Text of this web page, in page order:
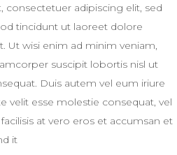
adipiscing elit, sed
tincidunt ut laoreet dolore
Ut wisi enim ad minim veniam,
suscipit lobortis nisl ut
Duis autem vel eum iriure
velit esse molestie consequat, vel
at vero eros et accumsan et
it